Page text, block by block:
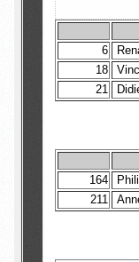
6
18
21
164
211